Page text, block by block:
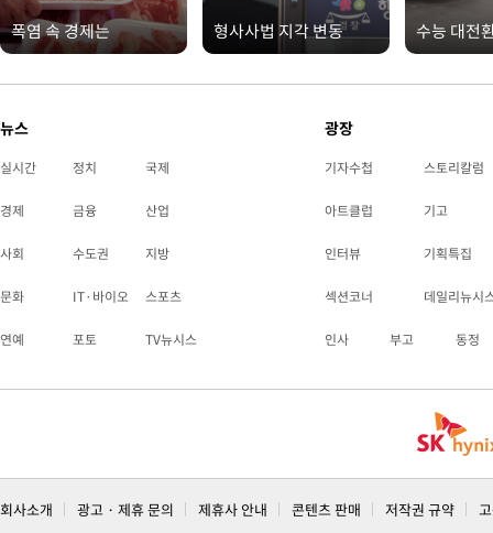
폭염 속 경제는 형사사법 지각 변동 수능 대전
뉴스
실시간 정치 국제
경제 금융 산업
사회 수도권 지방
문화 IT·바이오 스포츠
연예 포토 TV뉴시스
광장
기자수첩 스토리칼럼
아트클럽 기고
인터뷰 기획특집
섹션코너 데일리뉴시
인사 부고 동정
회사소개 광고 · 제휴 문의 제휴사 안내 콘텐츠 판매 저작권 규약